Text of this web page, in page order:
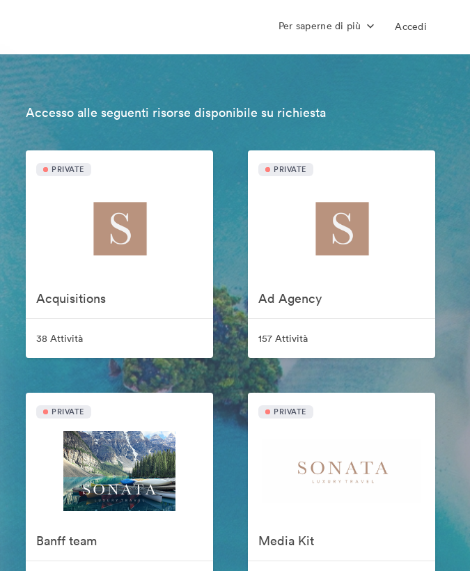
Per saperne di più Accedi
Accesso alle seguenti risorse disponibile su richiesta
PRIVATE
Acquisitions
38 Attività
PRIVATE
Ad Agency
157 Attività
PRIVATE
Banff team
PRIVATE
Media Kit